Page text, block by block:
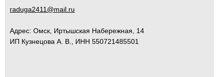
raduga2411@mail.ru
Адрес: Омск Иртышская Набережная, 14
ИП Кузнецова А. В., ИНН 550721485501